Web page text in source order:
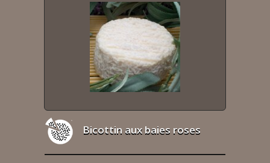
Bicottin aux baies roses